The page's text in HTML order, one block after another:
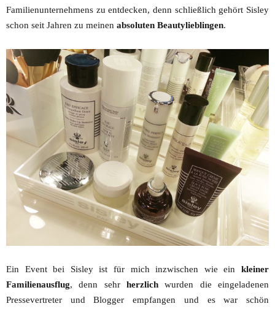
Familienunternehmens zu entdecken, denn schließlich gehört Sisley
schon seit Jahren zu meinen absoluten Beautylieblingen.
Ein Event bei Sisley ist für mich inzwischen wie ein kleiner
Familienausflug, denn sehr herzlich wurden die eingeladenen
Pressevertreter und Blogger empfangen und es war schön